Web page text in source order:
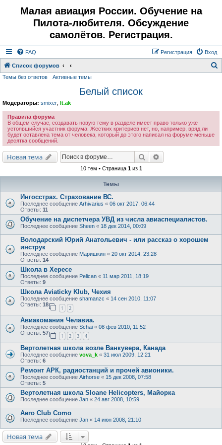
Малая авиация России. Обучение на
Пилота-любителя. Обсуждение
самолётов. Регистрация.
FAQ Вход
Регистрация
Список форумов
к
Темы без ответов Активные темы
Белый список
Модераторы: smixer lt.ak
Правила форума
В общем случае, создавать новую тему в разделе имеет право только уже
устоявшийся участник форума. Жестких критериев нет, но, например, вряд ли
будет оставлена тема от человека, который до этого написал на форуме меньше
десятка сообщений.
Новая тема Поиск
10 тем • Страница 1из 1
Темы
Ингосстрах. Страхование ВС.
Последнее сообщение Arhivarius « 06 окт 2017, 06:44
Ответы: 11
Обучение на диспетчера УВД из числа авиаспециалистов.
Последнее сообщение Sheen « 18 дек 2014, 00:09
Володарский Юрий Анатольевич - или рассказ о хорошем
инструк
Последнее сообщение Маришкин « 20 окт 2014, 23:28
Ответы: 14
Школа в Хересе
Последнее сообщение Pelican « 11 мар 2011, 18:19
Ответы: 9
Школа Aviaticky Klub, Чехия
Последнее сообщение shamanzc « 14 сен 2010, 11:07
Ответы: 18
1 2
Авиакомания Челавиа.
Последнее сообщение Schai « 08 фев 2010, 11:52
Ответы: 57
1 2 3 4
Вертолетная школа возле Ванкувера, Канада
Последнее сообщение vova_k « 31 июл 2009, 12:21
Ответы: 6
Ремонт АРК, радиостанций и прочей авионики.
Последнее сообщение Airhorse « 15 дек 2008, 07:58
Ответы: 5
Вертолетная школа Sloane Helicopters, Майорка
Последнее сообщение Jan « 24 авг 2008, 10:59
Aero Club Como
Последнее сообщение Jan « 14 июн 2008, 21:10
Новая тема